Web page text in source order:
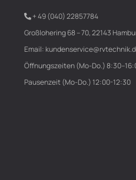
+ 49 (040) 22857784
Großlohering 68 – 70, 22143
Email:
Öffnungszeiten (Mo-Do.)
Pausenzeit (Mo-Do.) 12:00-12:30